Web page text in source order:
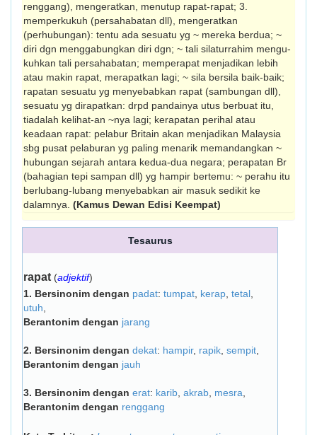
renggang), mengeratkan, menutup rapat-rapat; 3.
memperkukuh (persahabatan dll), mengeratkan
(perhubungan): tentu ada se­suatu yg ~ mereka berdua; ~
diri dgn meng­gabungkan diri dgn; ~ tali silaturrahim mengu­
kuh­kan tali persahabatan; memperapat menjadikan lebih
atau makin rapat, merapatkan lagi; ~ sila bersila baik-baik;
rapatan sesuatu yg menyebabkan rapat (sambungan dll),
sesuatu yg dirapatkan: drpd pandainya utus berbuat itu,
tiadalah kelihat-an ~nya lagi; kerapatan perihal atau
keadaan rapat: pelabur Britain akan menjadikan Malaysia
sbg pusat pelaburan yg paling menarik memandangkan ~
hubungan sejarah antara kedua-dua negara; perapatan Br
(bahagian tepi sampan dll) yg hampir bertemu: ~ perahu itu
berlubang-lubang menyebabkan air masuk sedikit ke
dalamnya. (Kamus Dewan Edisi Keempat)
Tesaurus
rapat (adjektif)
1. Bersinonim dengan padat: tumpat kerap tetal
utuh
Berantonim dengan jarang
2. Bersinonim dengan dekat: hampir, rapik sempit
Berantonim dengan jauh
3. Bersinonim dengan erat: karib akrab mesra
Berantonim dengan renggang